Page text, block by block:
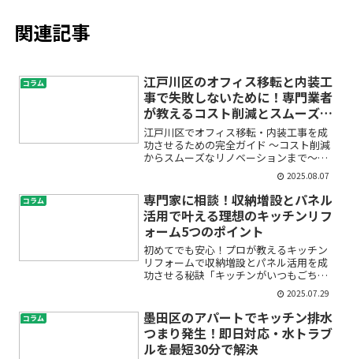
関連記事
コラム
江戸川区のオフィス移転と内装工
事で失敗しないために！専門業者
が教えるコスト削減とスムーズな
リノベーション成功の秘訣
江戸川区でオフィス移転・内装工事を成
功させるための完全ガイド ～コスト削減
からスムーズなリノベーションまで～オ
フィス移転や内装工事を検討しているけ
れど、「どこから手をつければ良いかわ
からない」「費用やスケジュール管理が
不安」「理想のオフィス...
2025.08.07
コラム
専門家に相談！収納増設とパネル
活用で叶える理想のキッチンリフ
ォーム5つのポイント
初めてでも安心！プロが教えるキッチン
リフォームで収納増設とパネル活用を成
功させる秘訣「キッチンがいつもごちゃ
ごちゃして使いづらい」「もっと収納ス
ペースを増やしたいけど、どうすればい
いの？」「リフォームって費用が高そう
で不安…」こうしたお悩み...
2025.07.29
コラム
墨田区のアパートでキッチン排水
つまり発生！即日対応・水トラブ
ルを最短30分で解決